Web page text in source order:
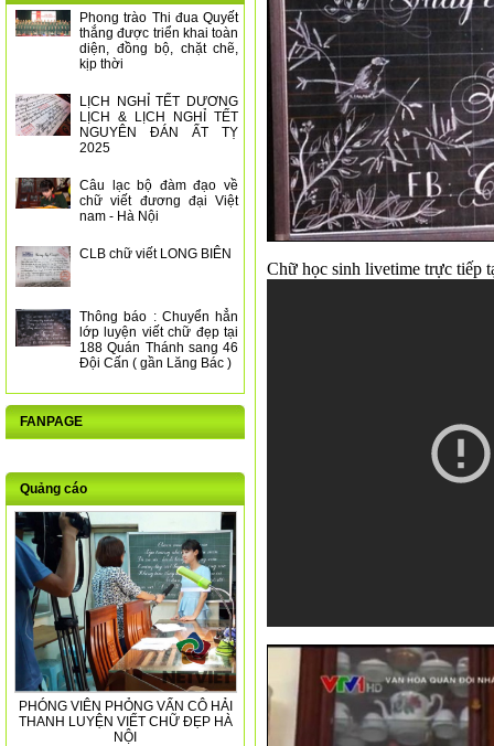
Phong trào Thi đua Quyết
thắng được triển khai toàn
diện, đồng bộ, chặt chẽ,
kịp thời
LỊCH NGHỈ TẾT DƯƠNG
LỊCH & LỊCH NGHỈ TẾT
NGUYÊN ĐÁN ẤT TỴ
2025
Câu lạc bộ đàm đạo về
chữ viết đương đại Việt
nam - Hà Nội
CLB chữ viết LONG BIÊN
Thông báo : Chuyển hẳn
lớp luyện viết chữ đẹp tại
188 Quán Thánh sang 46
Đội Cấn ( gần Lăng Bác )
FANPAGE
Quảng cáo
PHÓNG VIÊN PHỎNG VẤN CÔ HẢI
THANH LUYỆN VIẾT CHỮ ĐẸP HÀ
NỘI
Chữ học sinh livetime trực tiếp